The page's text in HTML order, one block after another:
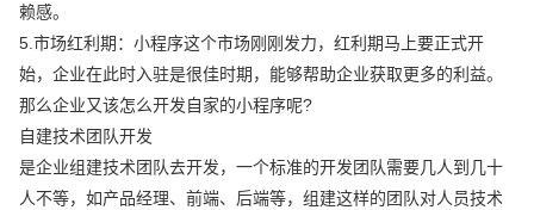
赖感。
5.市场红利期：小程序这个市场刚刚发力，红利期马上要正式开
始，企业在此时入驻是很佳时期，能够帮助企业获取更多的利益。
那么企业又该怎么开发自家的小程序呢?
自建技术团队开发
是企业组建技术团队去开发，一个标准的开发团队需要几人到几十
人不等，如产品经理、前端、后端等，组建这样的团队对人员技术